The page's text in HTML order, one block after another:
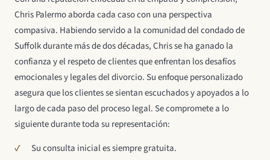
Chris Palermo aborda cada caso con una perspectiva
compasiva. Habiendo servido a la comunidad del condado de
Suffolk durante más de dos décadas, Chris se ha ganado la
confianza y el respeto de clientes que enfrentan los desafíos
emocionales y legales del divorcio. Su enfoque personalizado
asegura que los clientes se sientan escuchados y apoyados a lo
largo de cada paso del proceso legal. Se compromete a lo
siguiente durante toda su representación:
Su consulta inicial es siempre gratuita.